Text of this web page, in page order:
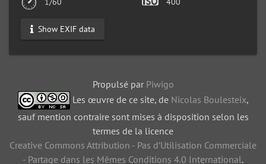
Show EXIF data
Propulsé par Piwigo
Les œuvre de ce site, de Nicolas Boulesteix,
sauf mention contraire sont mises à disposition selon les
termes de la licence
Creative Commons Attribution - Pas d’Utilisation Commerciale
- Partage dans les Mêmes Conditions 4.0 International.